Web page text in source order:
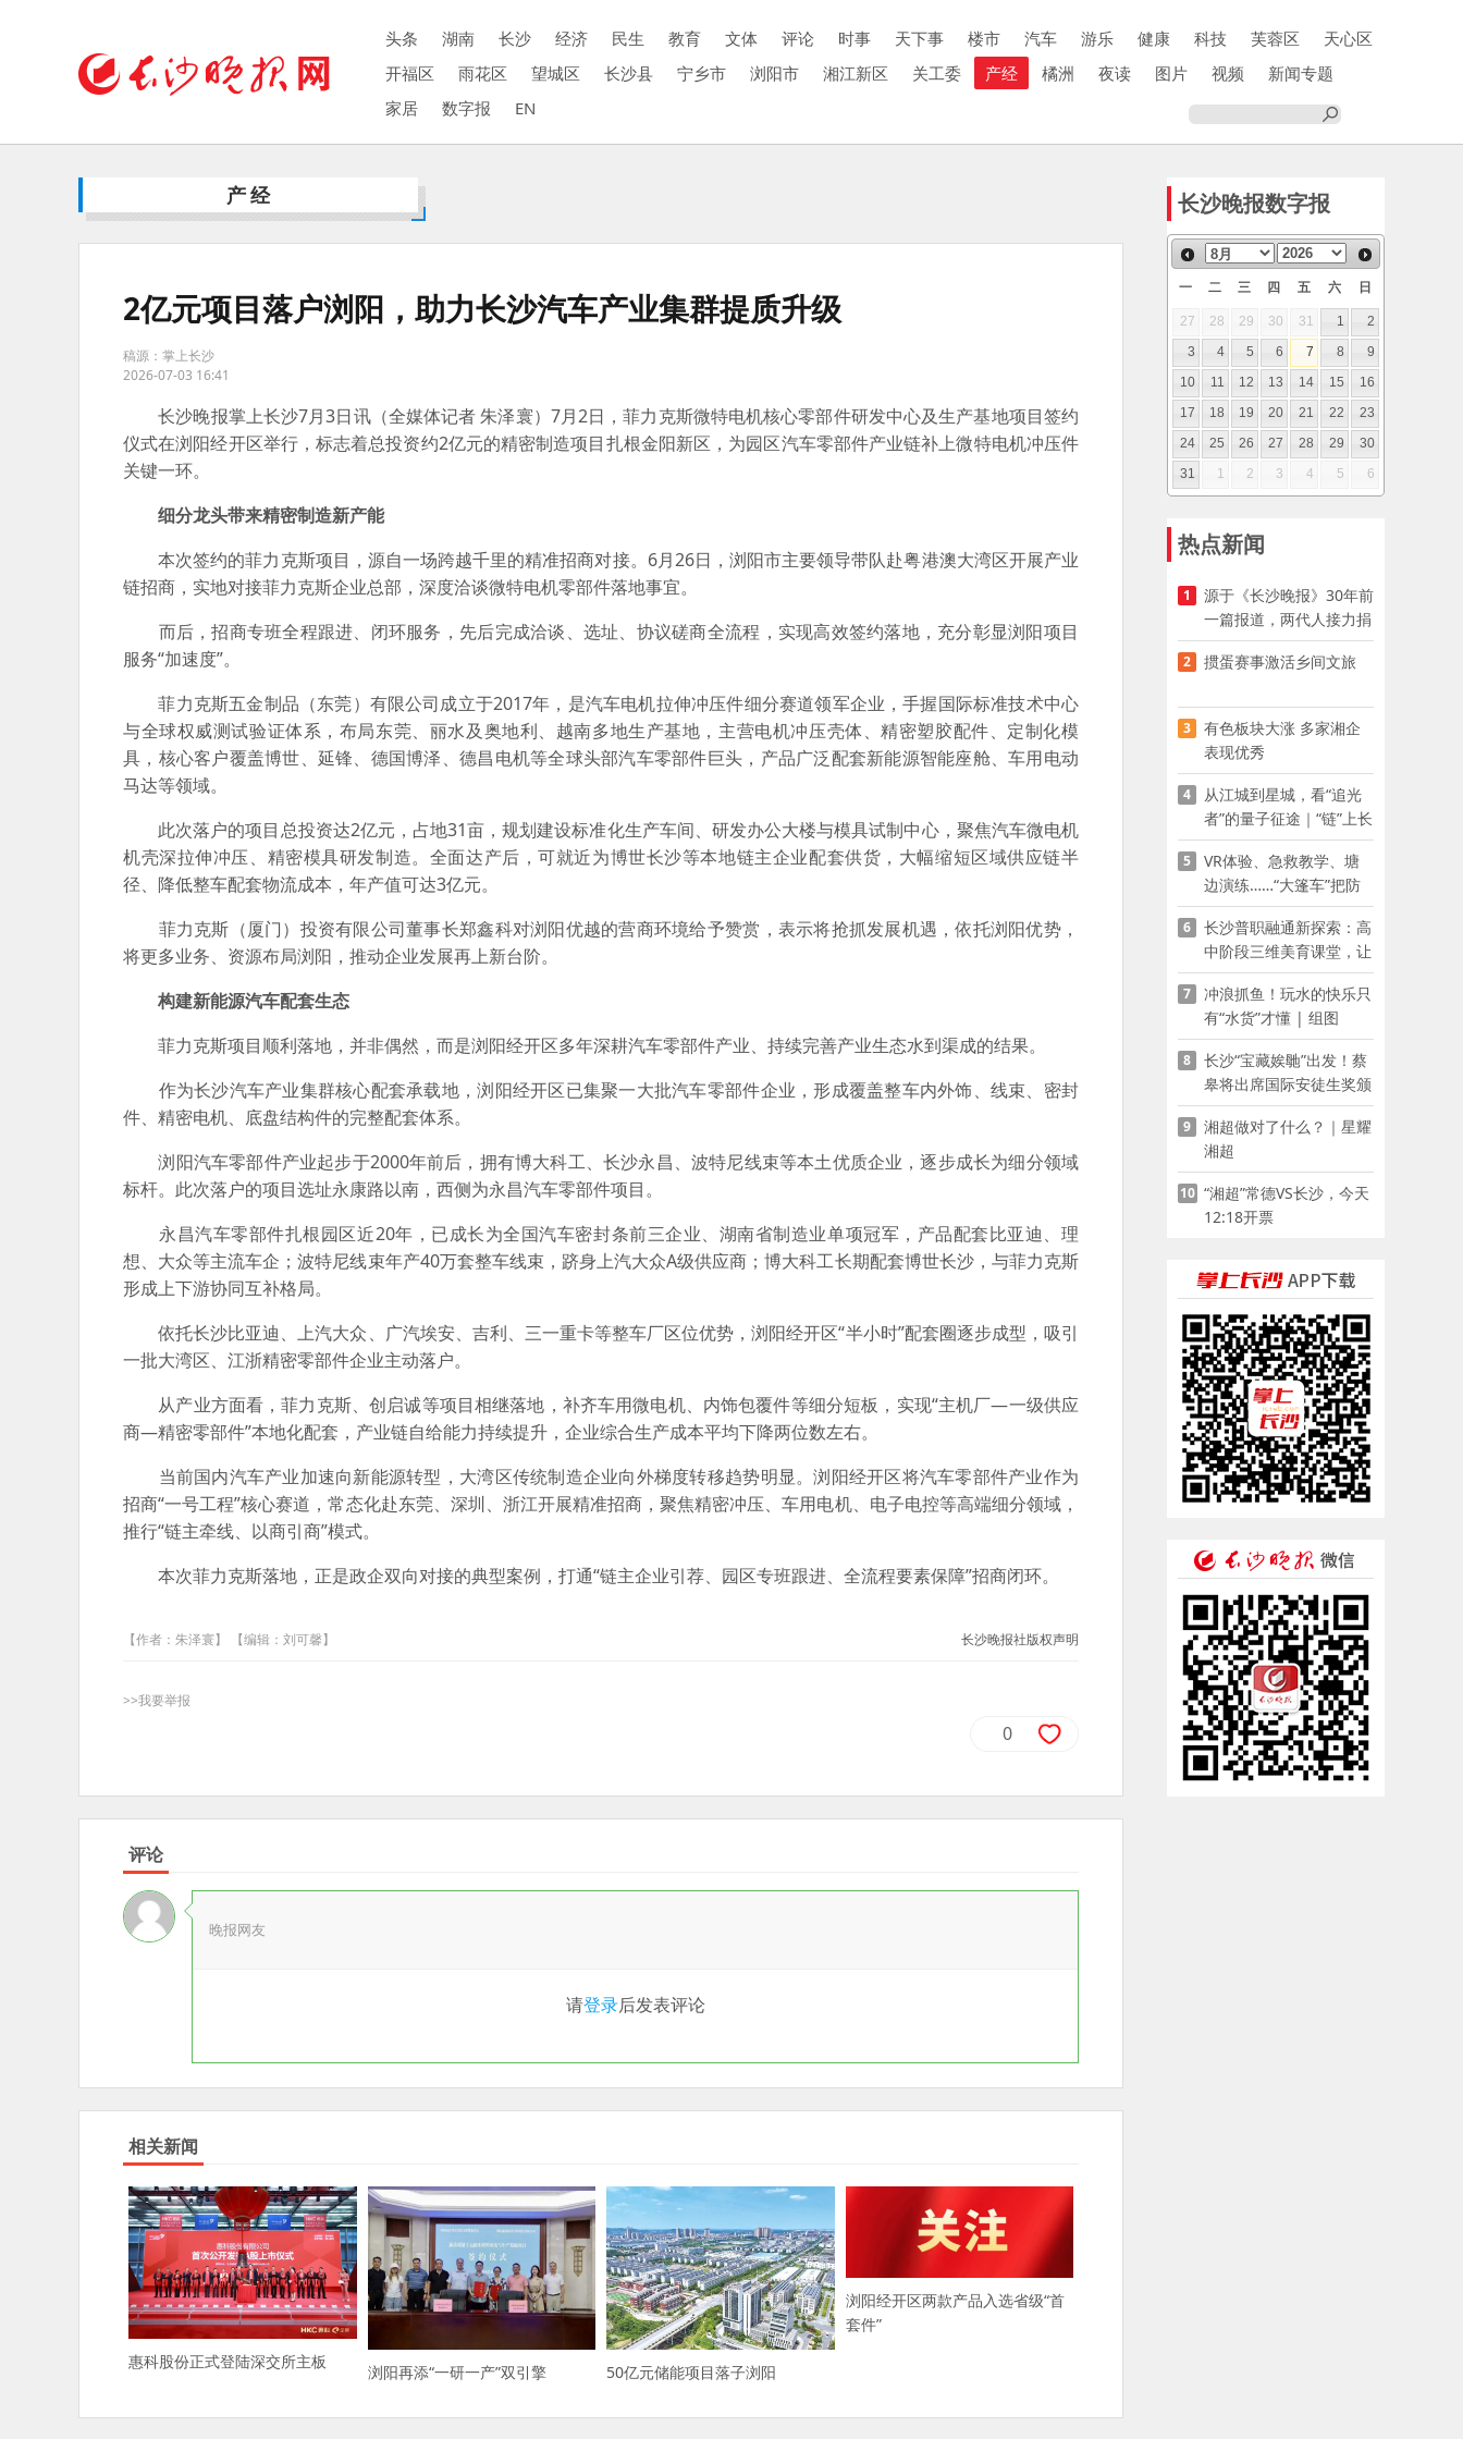
头条 湖南 长沙 经济 民生 教育 文体 评论 时事 天下事 楼市 汽车 游乐 健康 科技 芙蓉区
天心区
开福区
雨花区 望城区 长沙县 宁乡市 浏阳市 湘江新区 关工委 产经 橘洲 夜读 图片 视频
新闻专题
家居
数字报 EN
产经
2亿元项目落户浏阳，助力长沙汽车产业集群提质升级
稿源：掌上长沙
2026-07-03 16:41
长沙晚报掌上长沙7月3日讯（全媒体记者 朱泽寰）7月2日，菲力克斯微特电机核心零部件研发中心及生产基地项目签约
仪式在浏阳经开区举行，标志着总投资约2亿元的精密制造项目扎根金阳新区，为园区汽车零部件产业链补上微特电机冲压件
关键一环。
细分龙头带来精密制造新产能
本次签约的菲力克斯项目，源自一场跨越千里的精准招商对接。6月26日，浏阳市主要领导带队赴粤港澳大湾区开展产业
链招商，实地对接菲力克斯企业总部，深度洽谈微特电机零部件落地事宜。
而后，招商专班全程跟进、闭环服务，先后完成洽谈、选址、协议磋商全流程，实现高效签约落地，充分彰显浏阳项目
服务“加速度”。
菲力克斯五金制品（东莞）有限公司成立于2017年，是汽车电机拉伸冲压件细分赛道领军企业，手握国际标准技术中心
与全球权威测试验证体系，布局东莞、丽水及奥地利、越南多地生产基地，主营电机冲压壳体、精密塑胶配件、定制化模
具，核心客户覆盖博世、延锋、德国博泽、德昌电机等全球头部汽车零部件巨头，产品广泛配套新能源智能座舱、车用电动
马达等领域。
此次落户的项目总投资达2亿元，占地31亩，规划建设标准化生产车间、研发办公大楼与模具试制中心，聚焦汽车微电机
机壳深拉伸冲压、精密模具研发制造。全面达产后，可就近为博世长沙等本地链主企业配套供货，大幅缩短区域供应链半
径、降低整车配套物流成本，年产值可达3亿元。
菲力克斯（厦门）投资有限公司董事长郑鑫科对浏阳优越的营商环境给予赞赏，表示将抢抓发展机遇，依托浏阳优势，
将更多业务、资源布局浏阳，推动企业发展再上新台阶。
构建新能源汽车配套生态
菲力克斯项目顺利落地，并非偶然，而是浏阳经开区多年深耕汽车零部件产业、持续完善产业生态水到渠成的结果。
作为长沙汽车产业集群核心配套承载地，浏阳经开区已集聚一大批汽车零部件企业，形成覆盖整车内外饰、线束、密封
件、精密电机、底盘结构件的完整配套体系。
浏阳汽车零部件产业起步于2000年前后，拥有博大科工、长沙永昌、波特尼线束等本土优质企业，逐步成长为细分领域
标杆。此次落户的项目选址永康路以南，西侧为永昌汽车零部件项目。
永昌汽车零部件扎根园区近20年，已成长为全国汽车密封条前三企业、湖南省制造业单项冠军，产品配套比亚迪、理
想、大众等主流车企；波特尼线束年产40万套整车线束，跻身上汽大众A级供应商；博大科工长期配套博世长沙，与菲力克斯
形成上下游协同互补格局。
依托长沙比亚迪、上汽大众、广汽埃安、吉利、三一重卡等整车厂区位优势，浏阳经开区“半小时”配套圈逐步成型，吸引
一批大湾区、江浙精密零部件企业主动落户。
从产业方面看，菲力克斯、创启诚等项目相继落地，补齐车用微电机、内饰包覆件等细分短板，实现“主机厂—一级供应
商—精密零部件”本地化配套，产业链自给能力持续提升，企业综合生产成本平均下降两位数左右。
当前国内汽车产业加速向新能源转型，大湾区传统制造企业向外梯度转移趋势明显。浏阳经开区将汽车零部件产业作为
招商“一号工程”核心赛道，常态化赴东莞、深圳、浙江开展精准招商，聚焦精密冲压、车用电机、电子电控等高端细分领域，
推行“链主牵线、以商引商”模式。
本次菲力克斯落地，正是政企双向对接的典型案例，打通“链主企业引荐、园区专班跟进、全流程要素保障”招商闭环。
【作者：朱泽寰】 【编辑：刘可馨】 长沙晚报社版权声明
>>我要举报
0
评论
晚报网友
请登录后发表评论
相关新闻
惠科股份正式登陆深交所主板
浏阳再添“一研一产”双引擎 50亿元储能项目落子浏阳
浏阳经开区两款产品入选省级“首
套件”
长沙晚报数字报
一 二 三 四 五 六 日
27 28 29 30 31 1
2
3
4 5 6 7 8
9
10
11 12 13 14 15
16
17
18 19 20 21 22
23
24
25 26 27 28 29
30
31
1 2 3 4 5 6
热点新闻
1
源于《长沙晚报》30年前
一篇报道，两代人接力捐
资助学
2 掼蛋赛事激活乡间文旅
3
有色板块大涨 多家湘企
表现优秀
4
从江城到星城，看“追光
者”的量子征途｜“链”上长
沙 “才”够硬核
5
VR体验、急救教学、塘
边演练……“大篷车”把防
溺水课堂搬到乡村青少年
家门口
6
长沙普职融通新探索：高
中阶段三维美育课堂，让
少年向美而生
7
冲浪抓鱼！玩水的快乐只
有“水货”才懂 | 组图
8
长沙“宝藏娭毑”出发！蔡
皋将出席国际安徒生奖颁
奖典礼并领奖
9
湘超做对了什么？｜星耀
湘超
10 “湘超”常德VS长沙，今天
12:18开票